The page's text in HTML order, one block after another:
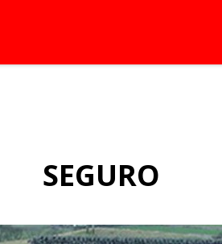
SEGURO